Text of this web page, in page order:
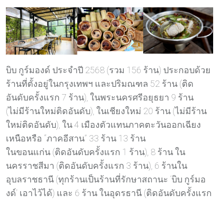
บิบ กูร์มองด์ ประจำปี 2568 (รวม 156 ร้าน) ประกอบด้วย
ร้านที่ตั้งอยู่ในกรุงเทพฯ และปริมณฑล 52 ร้าน (ติด
อันดับครั้งแรก 7 ร้าน), ในพระนครศรีอยุธยา 9 ร้าน
(ไม่มีร้านใหม่ติดอันดับ), ในเชียงใหม่ 20 ร้าน (ไม่มีร้าน
ใหม่ติดอันดับ), ใน 4 เมืองตัวแทนภาคตะวันออกเฉียง
เหนือหรือ “ภาคอีสาน” 33 ร้าน 13 ร้าน
ในขอนแก่น (ติดอันดับครั้งแรก 1 ร้าน), 8 ร้าน ใน
นครราชสีมา (ติดอันดับครั้งแรก 3 ร้าน), 6 ร้านใน
อุบลราชธานี (ทุกร้านเป็นร้านที่รักษาสถานะ ‘บิบ กูร์มอ
งด์’ เอาไว้ได้) และ 6 ร้าน ในอุดรธานี (ติดอันดับครั้งแรก